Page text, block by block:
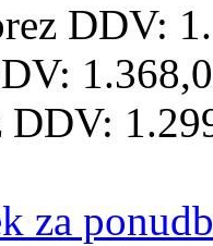
DDV:
DDV:
za